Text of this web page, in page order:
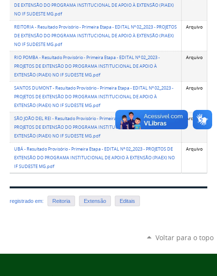
DE EXTENSÃO DO PROGRAMA INSTITUCIONAL DE APOIO À EXTENSÃO (PIAEX)
NO IF SUDESTE MG.pdf
REITORIA - Resultado Provisório - Primeira Etapa - EDITAL Nº 02_2023 - PROJETOS
DE EXTENSÃO DO PROGRAMA INSTITUCIONAL DE APOIO À EXTENSÃO (PIAEX)
NO IF SUDESTE MG.pdf
Arquivo
RIO POMBA - Resultado Provisório - Primeira Etapa - EDITAL Nº 02_2023 -
PROJETOS DE EXTENSÃO DO PROGRAMA INSTITUCIONAL DE APOIO À
EXTENSÃO (PIAEX) NO IF SUDESTE MG.pdf
Arquivo
SANTOS DUMONT - Resultado Provisório - Primeira Etapa - EDITAL Nº 02_2023 -
PROJETOS DE EXTENSÃO DO PROGRAMA INSTITUCIONAL DE APOIO À
EXTENSÃO (PIAEX) NO IF SUDESTE MG.pdf
Arquivo
SÃO JOÃO DEL REI - Resultado Provisório - Primeira Etapa - EDITAL Nº 02_2023 -
PROJETOS DE EXTENSÃO DO PROGRAMA INSTITUCIONAL DE APOIO À
EXTENSÃO (PIAEX) NO IF SUDESTE MG.pdf
Arquivo
UBÁ - Resultado Provisório - Primeira Etapa - EDITAL Nº 02_2023 - PROJETOS DE
EXTENSÃO DO PROGRAMA INSTITUCIONAL DE APOIO À EXTENSÃO (PIAEX) NO
IF SUDESTE MG.pdf
Arquivo
registrado em: Reitoria Extensão Editais
Voltar para o topo